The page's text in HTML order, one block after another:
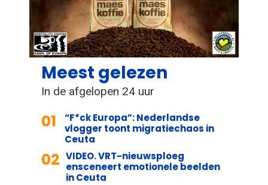
Meest gelezen
In de afgelopen 24 uur
01
“F*ck Europa”: Nederlandse
vlogger toont migratiechaos in
Ceuta
02 VIDEO. VRT-nieuwsploeg
ensceneert emotionele beelden
in Ceuta